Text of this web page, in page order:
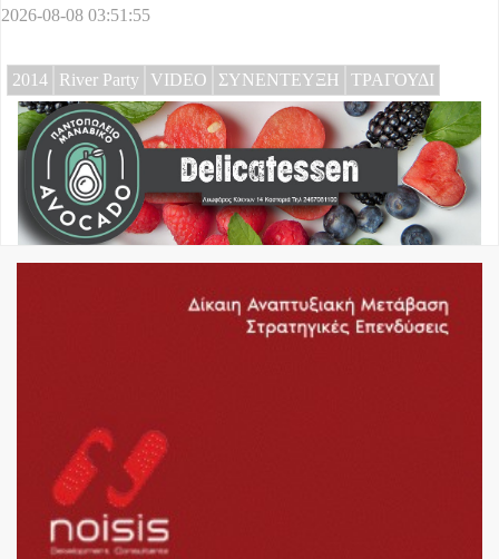
2026-08-08 03:51:55
2014 River Party VIDEO ΣΥΝΕΝΤΕΥΞΗ ΤΡΑΓΟΥΔΙ